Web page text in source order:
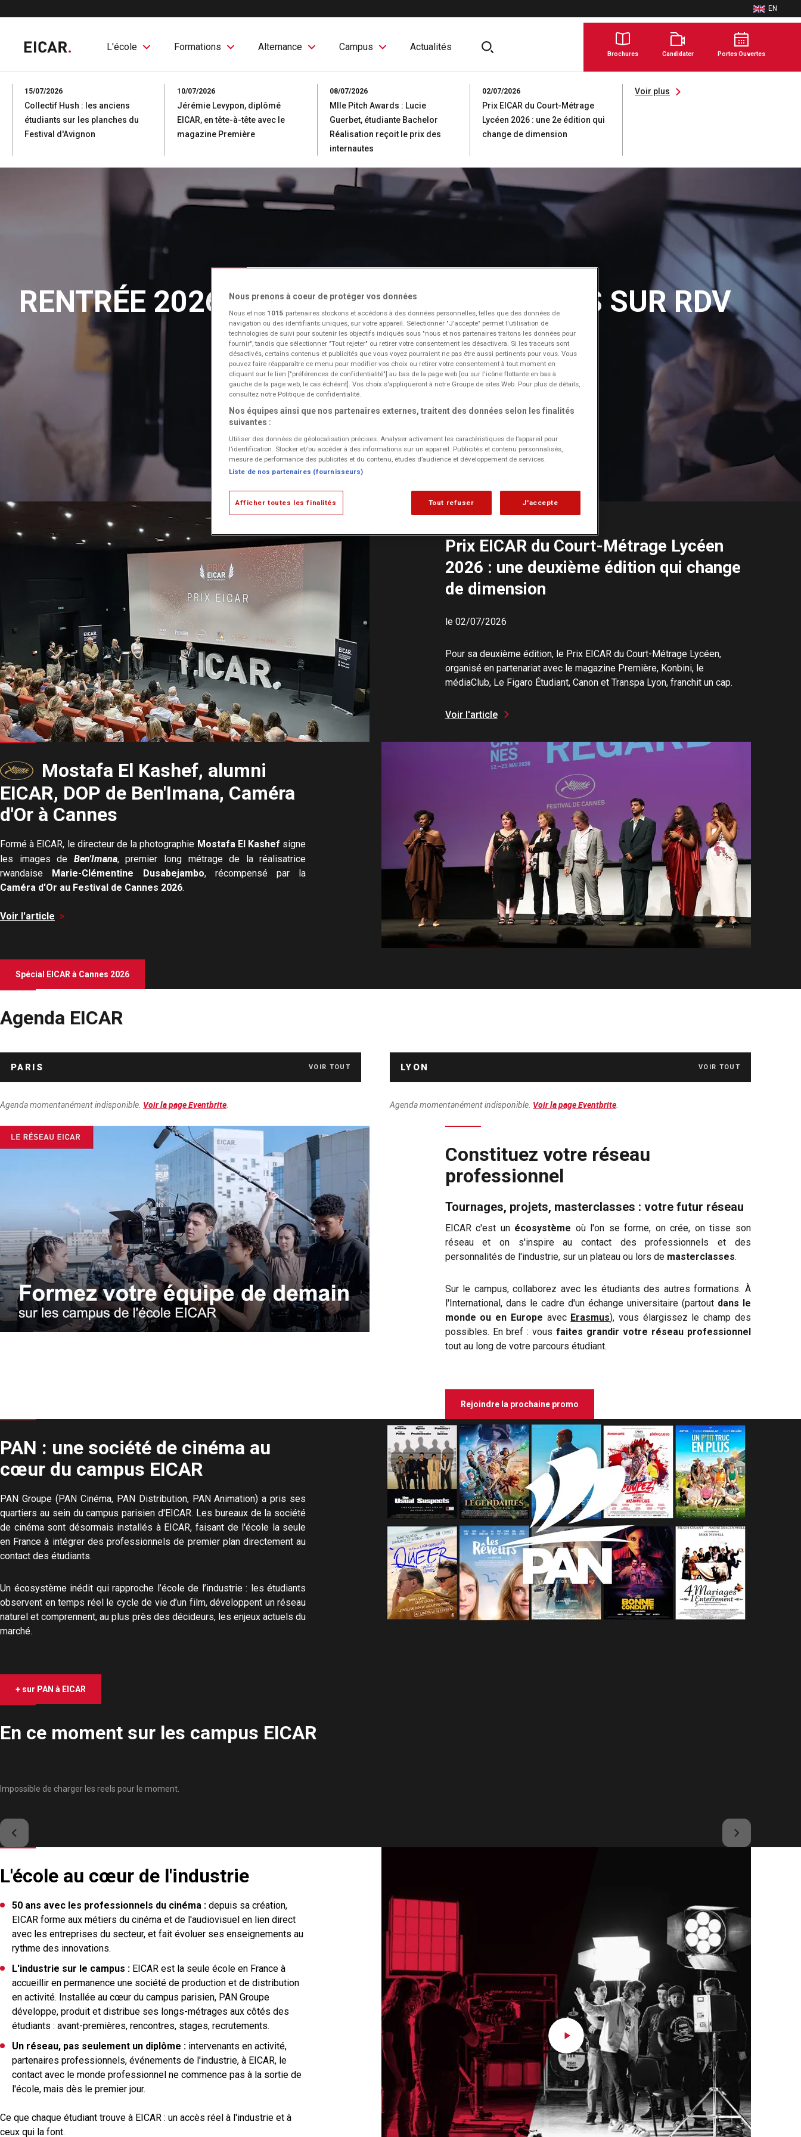
L'école Formations Alternance Campus Actualités
EN
ENGLISH
search Brochures Candidater Portes Ouvertes
15/07/2026
Collectif Hush : les anciens
étudiants sur les planches du
Festival d'Avignon
10/07/2026
Jérémie Levypon, diplômé
EICAR, en tête-à-tête avec le
magazine Première
08/07/2026
Mlle Pitch Awards : Lucie
Guerbet, étudiante Bachelor
Réalisation reçoit le prix des
internautes
02/07/2026
Prix EICAR du Court-Métrage
Lycéen 2026 : une 2e édition qui
change de dimension
Voir plus
RENTRÉE 2026 : INSCRIPTIONS OUVERTES SUR RDV
PRENDRE RDV (RÉPONSE EN 48H)
Prix EICAR du Court-Métrage Lycéen
2026 : une deuxième édition qui change
de dimension
le 02/07/2026
Pour sa deuxième édition, le Prix EICAR du Court-Métrage Lycéen,
organisé en partenariat avec le magazine Première, Konbini, le
médiaClub, Le Figaro Étudiant, Canon et Transpa Lyon, franchit un cap.
Voir l'article
Mostafa El Kashef, alumni
EICAR, DOP de Ben'Imana, Caméra
d'Or à Cannes
Formé à EICAR, le directeur de la photographie Mostafa El Kashef signe
les images de Ben'Imana, premier long métrage de la réalisatrice
rwandaise Marie-Clémentine Dusabejambo, récompensé par la
Caméra d'Or au Festival de Cannes 2026.
Voir l'article >
Spécial EICAR à Cannes 2026
Agenda EICAR
PARIS VOIR TOUT
Agenda momentanément indisponible. Voir la page Eventbrite.
LYON VOIR TOUT
Agenda momentanément indisponible. Voir la page Eventbrite.
Constituez votre réseau
professionnel
Tournages, projets, masterclasses : votre futur réseau
EICAR c'est un écosystème où l'on se forme, on crée, on tisse son
réseau et on s'inspire au contact des professionnels et des
personnalités de l'industrie, sur un plateau ou lors de masterclasses.
Sur le campus, collaborez avec les étudiants des autres formations. À
l'International, dans le cadre d'un échange universitaire (partout dans le
monde ou en Europe avec Erasmus), vous élargissez le champ des
possibles. En bref : vousfaites grandir votre réseau professionnel
tout au long de votre parcours étudiant.
Rejoindre la prochaine promo
PAN : une société de cinéma au
cœur du campus EICAR
PAN Groupe (PAN Cinéma, PAN Distribution, PAN Animation) a pris ses
quartiers au sein du campus parisien d'EICAR. Les bureaux de la société
de cinéma sont désormais installés à EICAR, faisant de l'école la seule
en France à intégrer des professionnels de premier plan directement au
contact des étudiants.
Un écosystème inédit qui rapproche l’école de l’industrie : les étudiants
observent en temps réel le cycle de vie d’un film, développent un réseau
naturel et comprennent, au plus près des décideurs, les enjeux actuels du
marché.
+ sur PAN à EICAR
En ce moment sur les campus EICAR
Impossible de charger les reels pour le moment.
L'école au cœur de l'industrie
50 ans avec les professionnels du cinéma : depuis sa création,
EICAR forme aux métiers du cinéma et de l'audiovisuel en lien direct
avec les entreprises du secteur, et fait évoluer ses enseignements au
rythme des innovations.
L'industrie sur le campus : EICAR est la seule école en France à
accueillir en permanence une société de production et de distribution
en activité. Installée au cœur du campus parisien, PAN Groupe
développe, produit et distribue ses longs-métrages aux côtés des
étudiants : avant-premières, rencontres, stages, recrutements.
Un réseau, pas seulement un diplôme : intervenants en activité,
partenaires professionnels, événements de l'industrie, à EICAR, le
contact avec le monde professionnel ne commence pas à la sortie de
l'école, mais dès le premier jour.
Ce que chaque étudiant trouve à EICAR : un accès réel à l'industrie et à
ceux qui la font.
Nous prenons à coeur de protéger vos données
Nous et nos 1015 partenaires stockons et accédons à des données personnelles, telles que des données de
navigation ou des identifiants uniques, sur votre appareil. Sélectionner "J'accepte" permet l'utilisation de
technologies de suivi pour soutenir les objectifs indiqués sous "nous et nos partenaires traitons les données pour
fournir", tandis que sélectionner "Tout rejeter" ou retirer votre consentement les désactivera. Si les traceurs sont
désactivés, certains contenus et publicités que vous voyez pourraient ne pas être aussi pertinents pour vous. Vous
pouvez faire réapparaître ce menu pour modifier vos choix ou retirer votre consentement à tout moment en
cliquant sur le lien ["préférences de confidentialité"] au bas de la page web [ou sur l'icône flottante en bas à
gauche de la page web, le cas échéant]. Vos choix s'appliqueront à notre Groupe de sites Web. Pour plus de détails,
consultez notre Politique de confidentialité.
Nos équipes ainsi que nos partenaires externes, traitent des données selon les finalités
suivantes :
Utiliser des données de géolocalisation précises. Analyser activement les caractéristiques de l’appareil pour
l’identification. Stocker et/ou accéder à des informations sur un appareil. Publicités et contenu personnalisés,
mesure de performance des publicités et du contenu, études d’audience et développement de services.
Liste de nos partenaires (fournisseurs)
Tout refuser J'accepte
Afficher toutes les finalités